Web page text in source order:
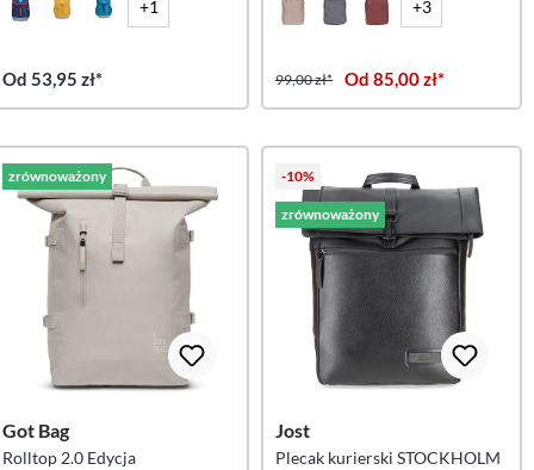
+1
Od 53,95 zł*
+3
99,00 zł* Od 85,00 zł*
zrównoważony
Got Bag
Rolltop 2.0 Edycja
-10%
zrównoważony
Jost
Plecak kurierski STOCKHOLM